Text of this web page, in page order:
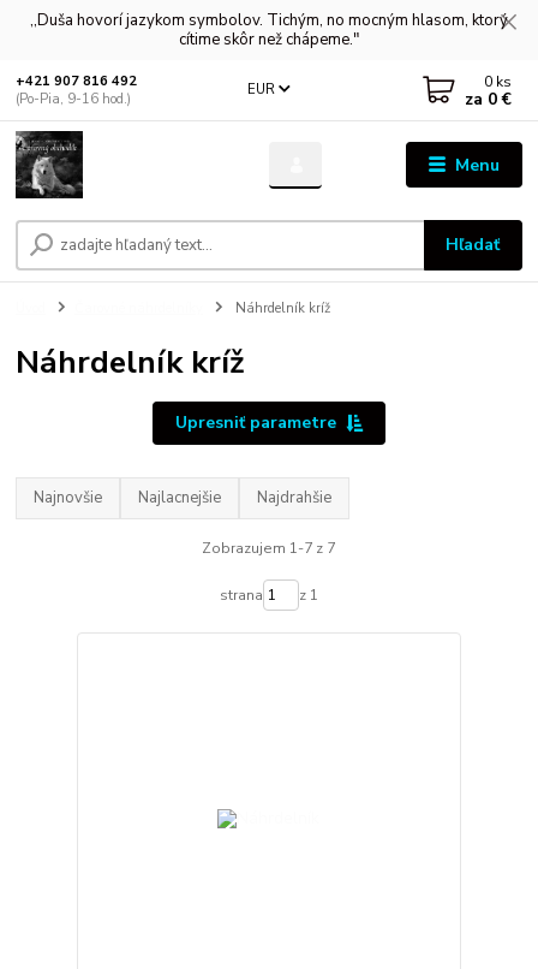
,,Duša hovorí jazykom symbolov. Tichým, no mocným hlasom, ktorý
cítime skôr než chápeme."
Menu
EUR
Hľadať
+421 907 816 492
(Po-Pia, 9-16 hod.)
0 ks
za 0 €
Náhrdelník kríž
Náhrdelník kríž
Upresniť parametre
Najnovšie Najlacnejšie Najdrahšie
Zobrazujem 1-7 z 7
strana z 1